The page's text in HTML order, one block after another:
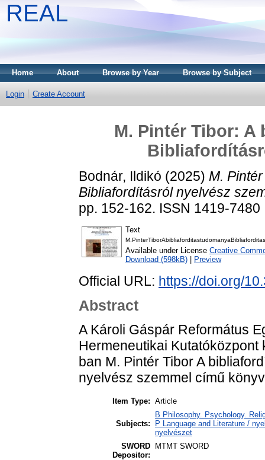
REAL
Home About Browse by Year Browse by Subject
Login Create Account
M. Pintér Tibor:
Bodnár, Ildikó (2025) M.
Bibliafordításról nyelvész
pp. 152-162. ISSN 1419-7480
Text
Available under License Creative
Download (598kB)
Preview
Official URL: https://doi.org/
Abstract
A Károli Gáspár Református
Hermeneutikai
ban M. Pintér Tibor A
nyelvész szemmel című
Item Type: Article
Subjects:
B Philosophy. Psychology.
P Language and Literature /
nyelvészet
SWORD
Depositor:
MTMT SWORD